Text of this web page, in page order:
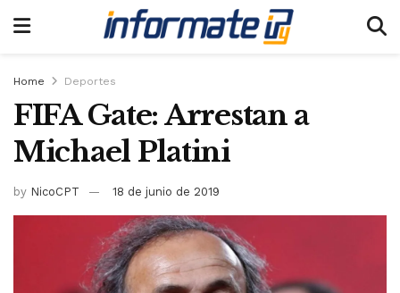
Home Deportes
FIFA Gate: Arrestan a
Michael Platini
by NicoCPT 18 de junio de 2019